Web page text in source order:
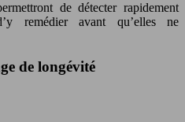
de détecter rapidement
remédier avant qu’elles ne
de longévité